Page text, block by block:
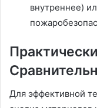
внутреннее)
Для эффективной